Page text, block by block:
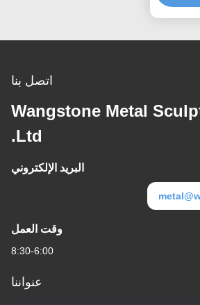
اتصل بنا
Wangstone Metal
Ltd.
البريد الإلكتروني
وقت العمل
8:30-6:00
عنواننا